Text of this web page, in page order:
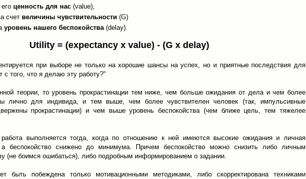
ценность для нас (value),
счет величины чувствительности (G)
уровень нашего беспокойства(delay).
Utility = (expectancy x value) - (G x delay)
при выборе не только на хорошие шансы на успех, но и приятные последствия для
с того, что я делаю эту работу?"
теории, то уровень прокрастинации тем ниже, чем больше ожидания от дела и чем более
лично для индивида, и тем выше, чем более чувствителен человек (так, импульсивные
прокрастинации) и чем выше уровень беспокойства (чем ближе цель, тем тяжелее
выполняется тогда, когда по отношению к ней имеются высокие ожидания и личная
а беспокойство снижено до минимума. Причем беспокойство можно снизить либо личным
(не боимся ошибаться), либо подробным информированием о задании.
быть побеждена только мотивационными методиками, либо скорректирована техниками